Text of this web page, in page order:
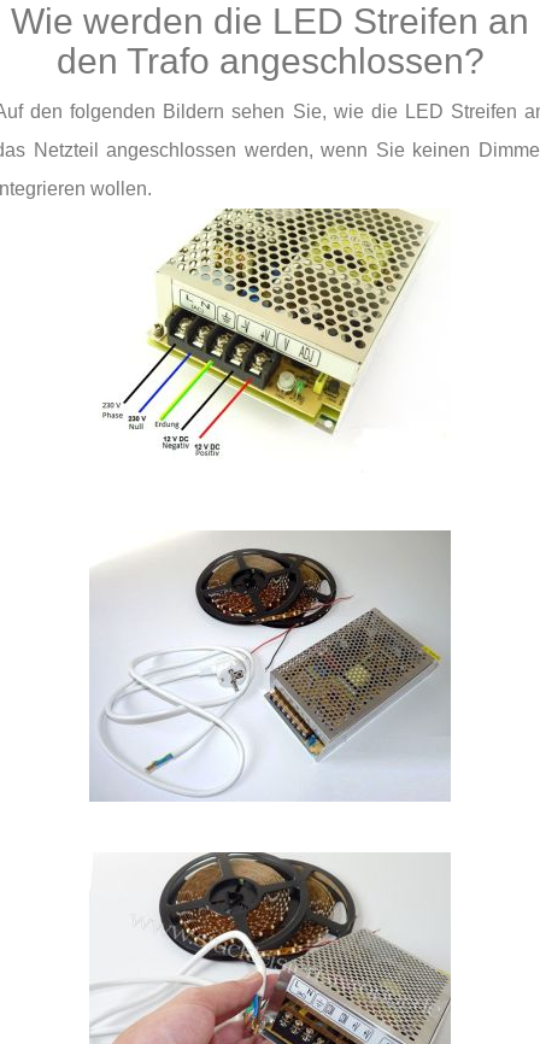
Wie werden die LED Streifen an
den Trafo angeschlossen?
den folgenden Bildern sehen Sie, wie die LED Streifen
Netzteil angeschlossen werden, wenn Sie keinen
wollen.